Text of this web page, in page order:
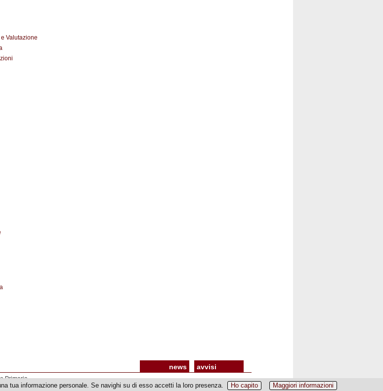
Valutazione
news avvisi
Primaria
01279680480
tua informazione personale. Se navighi su di esso accetti la loro presenza. Ho capito Maggiori informazioni